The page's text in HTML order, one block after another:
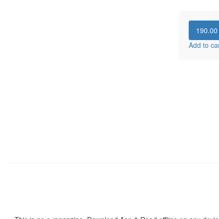
190.00
Add to